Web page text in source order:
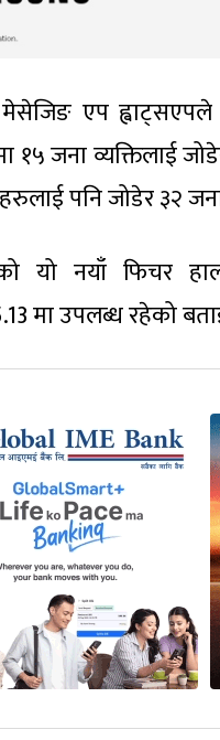
मेसेजिङ एप
१५ जना व्यक्तिलाई
पनि जोडेर ३२
यो नयाँ फिचर हाल
मा उपलब्ध रहेको